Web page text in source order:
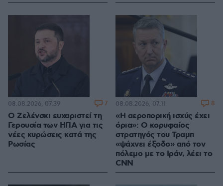
Ο Ζελένσκι ευχαριστεί τη
Γερουσία των ΗΠΑ για τις
νέες κυρώσεις κατά της
Ρωσίας
08.08.2026, 07:39 7
«Η αεροπορική ισχύς έχει
όρια»: Ο κορυφαίος
στρατηγός του Τραμπ
«ψάχνει έξοδο» από τον
πόλεμο με το Ιράν, λέει το
CNN
08.08.2026, 07:11 8